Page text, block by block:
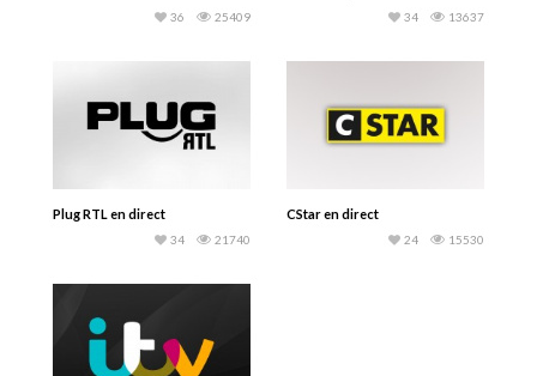
25409
36 13637
34
Plug RTL en direct
21740
34
CStar en direct
15530
24